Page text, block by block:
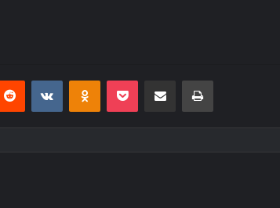
Reddit VKontakteOdnoklassniki
Pocket E-Posta ile paylaş Yazdır